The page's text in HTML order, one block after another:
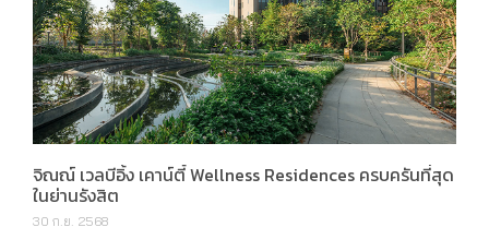
จิณณ์ เวลบีอิ้ง เคาน์ตี้ Wellness Residences ครบครันที่สุด
ในย่านรังสิต
30 ก.ย. 2568